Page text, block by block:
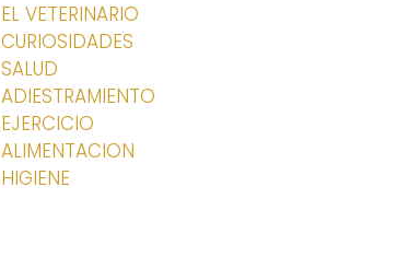
EL VETERINARIO
CURIOSIDADES
SALUD
ADIESTRAMIENTO
EJERCICIO
ALIMENTACION
HIGIENE